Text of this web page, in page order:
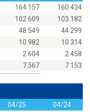
164 157
160 434
102 609
103 182
48 549
44 299
10 982
10 314
2 604
2 458
7 567 7 153
04/25
04/24